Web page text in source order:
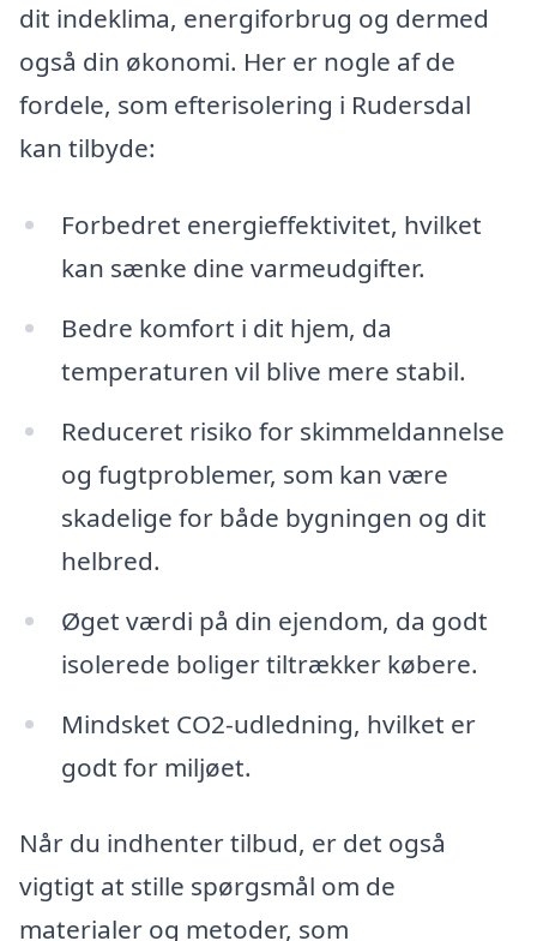
dit indeklima, energiforbrug og dermed
også din økonomi. Her er nogle af de
fordele, som efterisolering i Rudersdal
kan tilbyde:
Forbedret energieffektivitet, hvilket
kan sænke dine varmeudgifter.
Bedre komfort i dit hjem, da
temperaturen vil blive mere stabil.
Reduceret risiko for skimmeldannelse
og fugtproblemer, som kan være
skadelige for både bygningen og dit
helbred.
Øget værdi på din ejendom, da godt
isolerede boliger tiltrækker købere.
Mindsket CO2-udledning, hvilket er
godt for miljøet.
Når du indhenter tilbud, er det også
vigtigt at stille spørgsmål om de
materialer og metoder, som